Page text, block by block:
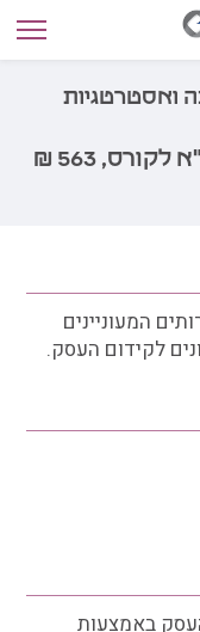
ואסטרטגיות
המעוניינים
לקידום העסק.
באמצעות